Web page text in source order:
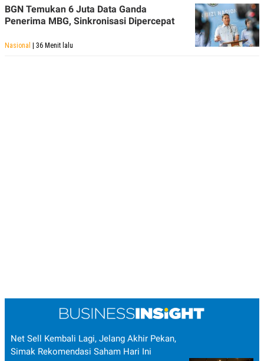
BGN Temukan 6 Juta Data Ganda
Penerima MBG, Sinkronisasi Dipercepat
Nasional | 36 Menit lalu
Net Sell Kembali Lagi, Jelang Akhir Pekan,
Simak Rekomendasi Saham Hari Ini